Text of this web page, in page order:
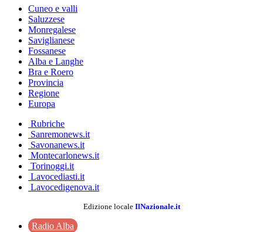
Cuneo e valli
Saluzzese
Monregalese
Saviglianese
Fossanese
Alba e Langhe
Bra e Roero
Provincia
Regione
Europa
Rubriche
Sanremonews.it
Savonanews.it
Montecarlonews.it
Torinoggi.it
Lavocediasti.it
Lavocedigenova.it
Edizione locale IlNazionale.it
Radio Alba